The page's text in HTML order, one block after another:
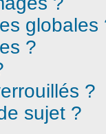
globales
?
?
sujet ?